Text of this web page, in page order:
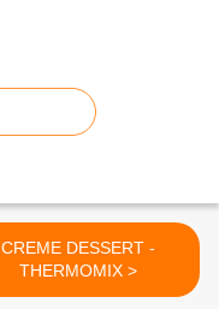
CREME DESSERT -
THERMOMIX >